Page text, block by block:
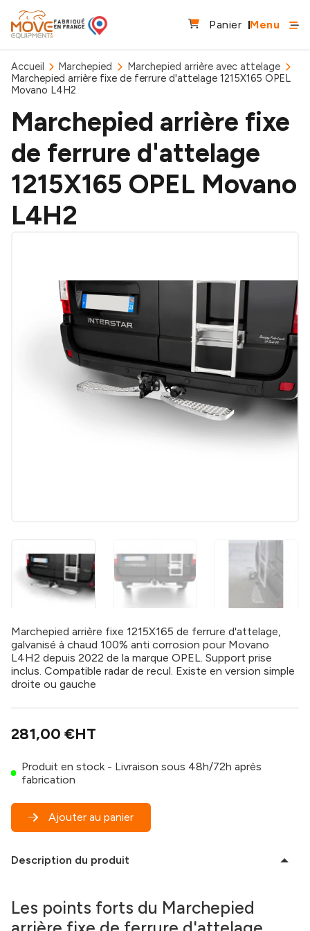
Panier Menu
Accueil Marchepied
Marchepied arrière avec attelage
Marchepied arrière fixe de ferrure d'attelage 1215X165 OPEL
Movano L4H2
Marchepied arrière fixe
de ferrure d'attelage
1215X165 OPEL Movano
L4H2
Marchepied arrière fixe 1215X165 de ferrure d'attelage,
galvanisé à chaud 100% anti corrosion pour Movano
L4H2 depuis 2022 de la marque OPEL. Support prise
inclus. Compatible radar de recul. Existe en version simple
droite ou gauche
281,00 €HT
Produit en stock - Livraison sous 48h/72h après
fabrication
Ajouter au panier
Description du produit
Les points forts du Marchepied